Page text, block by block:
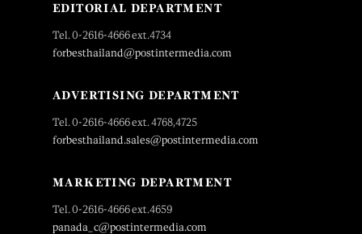
EDITORIAL DEPARTMENT
Tel. 0-2616-4666 ext.4734
forbesthailand@postintermedia.com
ADVERTISING DEPARTMENT
Tel. 0-2616-4666 ext. 4768,4725
forbesthailand.sales@postintermedia.com
MARKETING DEPARTMENT
Tel. 0-2616-4666 ext.4659
panada_c@postintermedia.com